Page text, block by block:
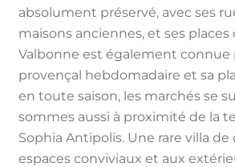
absolument préservé, avec ses
maisons anciennes, et ses places
Valbonne est également connue
provençal hebdomadaire et sa
en toute saison, les marchés se
sommes aussi à proximité de la
Sophia Antipolis. Une rare villa de
espaces conviviaux et aux